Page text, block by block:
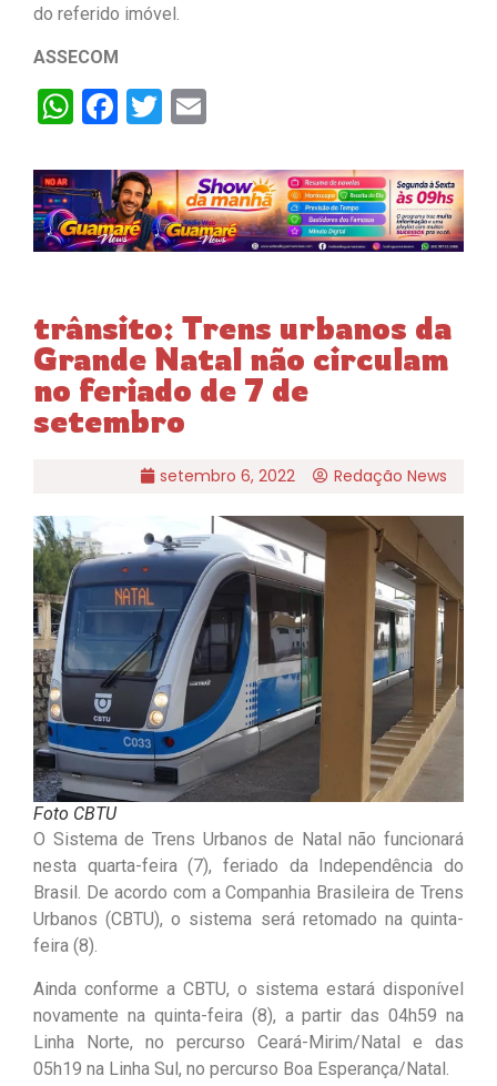
do referido imóvel.
ASSECOM
WhatsApp
Facebook
Twitter
trânsito: Trens urbanos da
Grande Natal não circulam
no feriado de 7 de
setembro
setembro 6, 2022 Redação News
Foto CBTU
O Sistema de Trens Urbanos de Natal não funcionará
nesta quarta-feira (7), feriado da Independência do
Brasil. De acordo com a Companhia Brasileira de Trens
Urbanos (CBTU), o sistema será retomado na quinta-
feira (8).
Ainda conforme a CBTU, o sistema estará disponível
novamente na quinta-feira (8), a partir das 04h59 na
Linha Norte, no percurso Ceará-Mirim/Natal e das
05h19 na Linha Sul, no percurso Boa Esperança/Natal.